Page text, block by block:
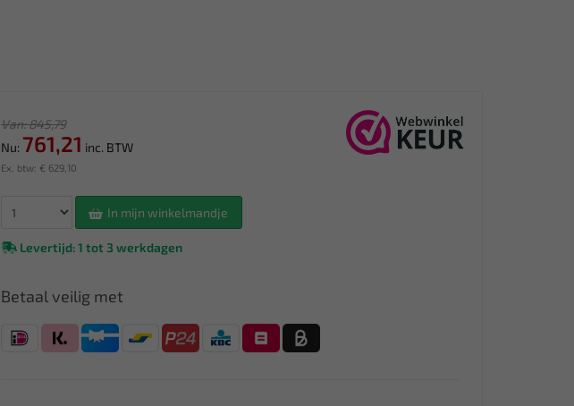
Van: 845,79
Nu: 761,21 inc. BTW
Ex. btw: € 629,10
In mijn winkelmandje
Levertijd: 1 tot 3 werkdagen
Betaal veilig met